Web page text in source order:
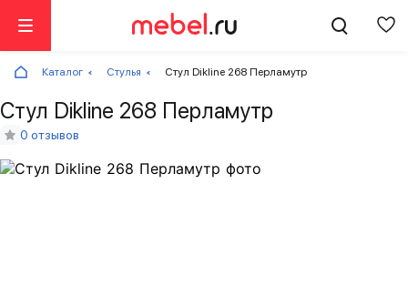
Каталог Стулья Стул Dikline 268 Перламутр
Стул Dikline 268 Перламутр
0 отзывов